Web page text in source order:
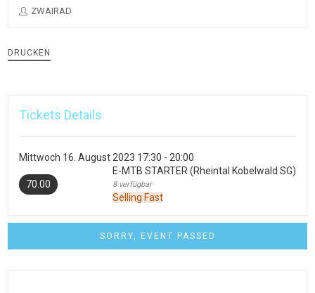
ZWAIRAD
DRUCKEN
Tickets Details
Mittwoch 16. August 2023 17:30 - 20:00
E-MTB STARTER (Rheintal Kobelwald SG)
8 verfügbar
Selling Fast
70.00
SORRY, EVENT PASSED